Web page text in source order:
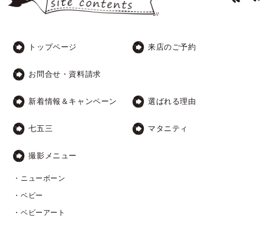
トップページ 来店のご予約
お問合せ・資料請求
新着情報＆キャンペーン 選ばれる理由
七五三 マタニティ
撮影メニュー
・ニューボーン
・ベビー
・ベビーアート